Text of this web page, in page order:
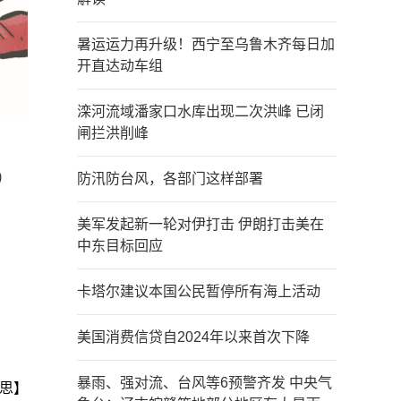
】
暑运运力再升级！西宁至乌鲁木齐每日加
开直达动车组
滦河流域潘家口水库出现二次洪峰 已闭
闸拦洪削峰
防汛防台风，各部门这样部署
美军发起新一轮对伊打击 伊朗打击美在
中东目标回应
卡塔尔建议本国公民暂停所有海上活动
美国消费信贷自2024年以来首次下降
暴雨、强对流、台风等6预警齐发 中央气